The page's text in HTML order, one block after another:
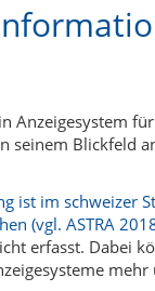
Anzeigesystem
seinem Blickfeld
ist im schweizer
(vgl. ASTRA
erfasst. Dabei kö